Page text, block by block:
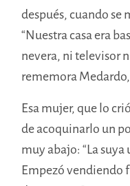
después, cuando se
“Nuestra casa era
nevera, ni televisor
rememora
Esa mujer, que lo
de acoquinarlo un
muy abajo: “La
Empezó vendiendo